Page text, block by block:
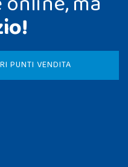
PUNTI VENDITA